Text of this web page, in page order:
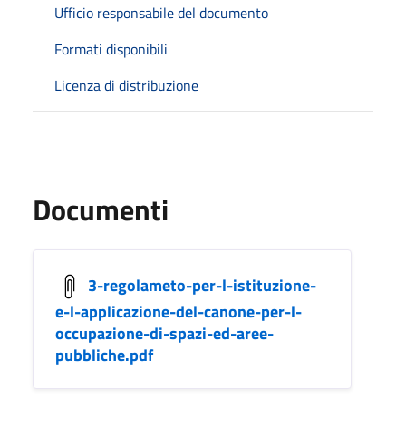
Ufficio responsabile del documento
Formati disponibili
Licenza di distribuzione
Documenti
3-regolameto-per-l-istituzione-
e-l-applicazione-del-canone-per-l-
occupazione-di-spazi-ed-aree-
pubbliche.pdf